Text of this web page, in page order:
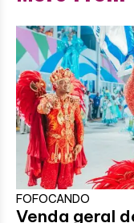
FOFOCANDO
Venda geral